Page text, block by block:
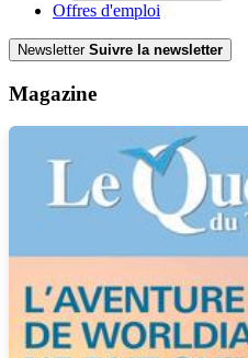
Offres d'emploi
Newsletter Suivre la newsletter
Magazine